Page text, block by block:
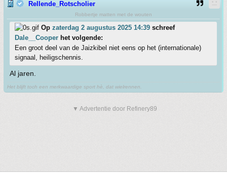
Rellende_Rotscholier
Robbertje matten met de wouten
Op zaterdag 2 augustus 2025 14:39 schreef
Dale__Cooper het volgende:
Een groot deel van de Jaizkibel niet eens op het (internationale)
signaal, heiligschennis.
Al jaren.
Het blijft toch een merkwaardige sport hè, dat wielrennen.
▼ Advertentie door Refinery89